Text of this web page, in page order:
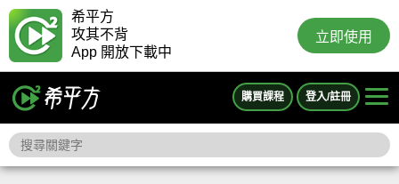
希平方
攻其不背
App 開放下載中
立即使用
購買課程 登入/註冊